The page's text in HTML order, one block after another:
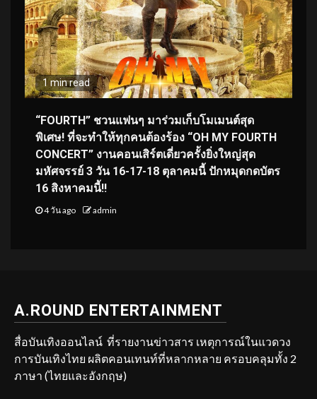
1 min read
“FOURTH” ชวนแฟนๆ มาร่วมเก็บโมเมนต์สุด
พิเศษ! ที่จะทำให้ทุกคนต้องร้อง “OH MY FOURTH
CONCERT” งานคอนเสิร์ตเดี่ยวครั้งยิ่งใหญ่สุด
มหัศจรรย์ 3 วัน 16-17-18 ตุลาคมนี้ ปักหมุดกดบัตร
16 สิงหาคมนี้!!
4 วัน ago admin
A.ROUND ENTERTAINMENT
สื่อบันเทิงออนไลน์ ที่รายงานข่าวสาร เหตุการณ์ในแวดวง
การบันเทิงไทย ผลิตคอนเทนท์ที่หลากหลาย ครอบคลุมทั้ง 2
ภาษา (ไทยและอังกฤษ)